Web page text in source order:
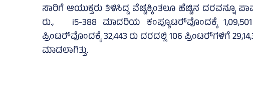
ಸಾರಿಗೆ ಆಯುಕ್ತರು ತಿಳಿಸಿದ್ದ ವೆಚ್ಚಕ್ಕಿಂತಲೂ ಹೆಚ್ಚಿನ ದರವನ್ನೂ
ರು., i5-388 ಮಾದರಿಯ ಕಂಪ್ಯೂಟರ್‍‌ವೊಂದಕ್ಕೆ
ಪ್ರಿಂಟರ್‍‌ವೊಂದಕ್ಕೆ 32,443 ರು ದರದಲ್ಲಿ 106 ಪ್ರಿಂಟರ್‍‌ಗಳಿಗೆ
ಮಾಡಲಾಗಿತ್ತು.